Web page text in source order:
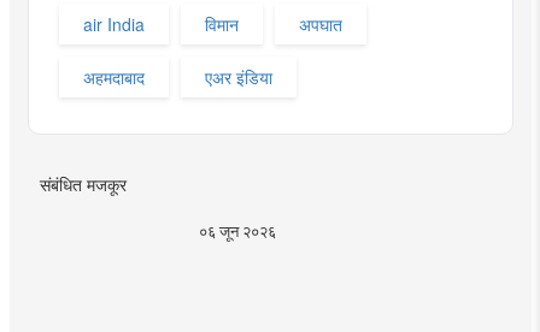
air India विमान अपघात
अहमदाबाद एअर इंडिया
संबंधित मजकूर
०६ जून २०२६